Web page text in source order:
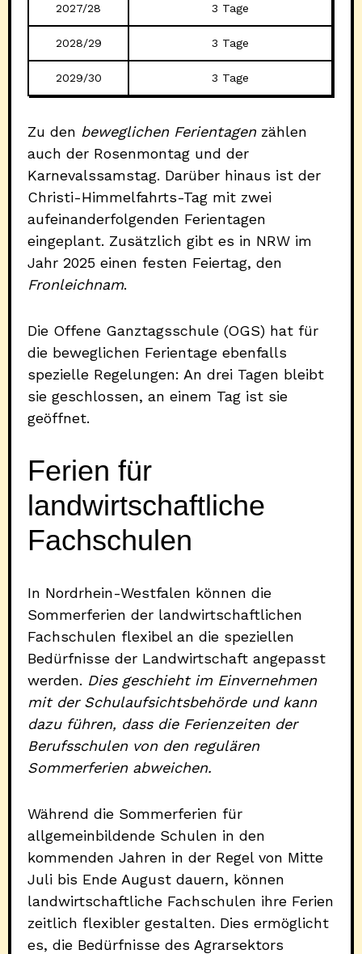
2027/28 3 Tage
2028/29 3 Tage
2029/30 3 Tage
Zu den beweglichen Ferientagenzählen
auch der Rosenmontag und der
Karnevalssamstag. Darüber hinaus ist der
Christi-Himmelfahrts-Tag mit zwei
aufeinanderfolgenden Ferientagen
eingeplant. Zusätzlich gibt es in NRW im
Jahr 2025 einen festen Feiertag, den
Fronleichnam.
Die Offene Ganztagsschule (OGS) hat für
die beweglichen Ferientage ebenfalls
spezielle Regelungen: An drei Tagen bleibt
sie geschlossen, an einem Tag ist sie
geöffnet.
Ferien für
landwirtschaftliche
Fachschulen
In Nordrhein-Westfalen können die
Sommerferien der landwirtschaftlichen
Fachschulen flexibel an die speziellen
Bedürfnisse der Landwirtschaft angepasst
werden. Dies geschieht im Einvernehmen
mit der Schulaufsichtsbehörde und kann
dazu führen, dass die Ferienzeiten der
Berufsschulen von den regulären
Sommerferien abweichen.
Während die Sommerferien für
allgemeinbildende Schulen in den
kommenden Jahren in der Regel von Mitte
Juli bis Ende August dauern, können
landwirtschaftliche Fachschulen ihre Ferien
zeitlich flexibler gestalten. Dies ermöglicht
es, die Bedürfnisse des Agrarsektors